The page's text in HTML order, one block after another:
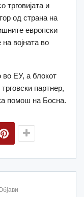
трговијата и
од страна на
европски
војната во
во ЕУ, а блокот
партнер,
помош на Босна.